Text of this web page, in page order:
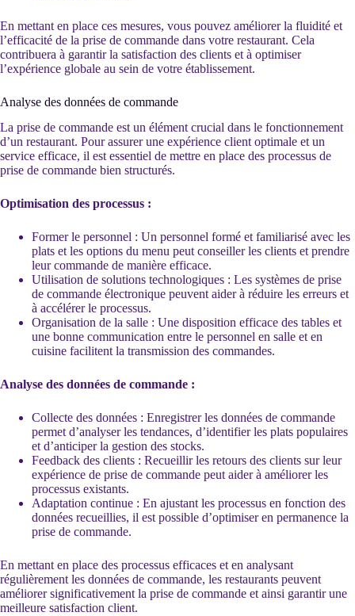
En mettant en place ces mesures, vous pouvez améliorer la fluidité et
l’efficacité de la prise de commande dans votre restaurant. Cela
contribuera à garantir la satisfaction des clients et à optimiser
l’expérience globale au sein de votre établissement.
Analyse des données de commande
La prise de commande est un élément crucial dans le fonctionnement
d’un restaurant. Pour assurer une expérience client optimale et un
service efficace, il est essentiel de mettre en place des processus de
prise de commande bien structurés.
Optimisation des processus :
Former le personnel : Un personnel formé et familiarisé avec les
plats et les options du menu peut conseiller les clients et prendre
leur commande de manière efficace.
Utilisation de solutions technologiques : Les systèmes de prise
de commande électronique peuvent aider à réduire les erreurs et
à accélérer le processus.
Organisation de la salle : Une disposition efficace des tables et
une bonne communication entre le personnel en salle et en
cuisine facilitent la transmission des commandes.
Analyse des données de commande :
Collecte des données : Enregistrer les données de commande
permet d’analyser les tendances, d’identifier les plats populaires
et d’anticiper la gestion des stocks.
Feedback des clients : Recueillir les retours des clients sur leur
expérience de prise de commande peut aider à améliorer les
processus existants.
Adaptation continue : En ajustant les processus en fonction des
données recueillies, il est possible d’optimiser en permanence la
prise de commande.
En mettant en place des processus efficaces et en analysant
régulièrement les données de commande, les restaurants peuvent
améliorer significativement la prise de commande et ainsi garantir une
meilleure satisfaction client.